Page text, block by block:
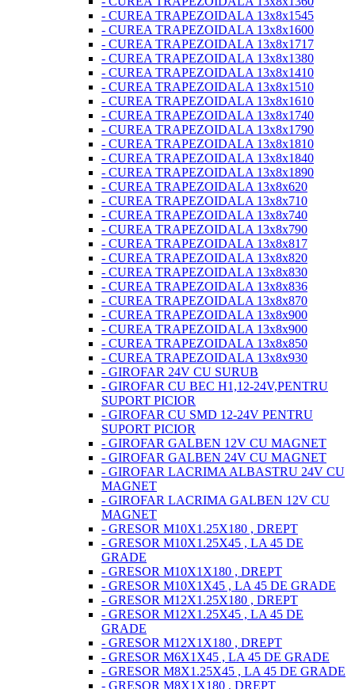
- CUREA TRAPEZOIDALA 13x8x1545
- CUREA TRAPEZOIDALA 13x8x1600
- CUREA TRAPEZOIDALA 13x8x1717
- CUREA TRAPEZOIDALA 13x8x1380
- CUREA TRAPEZOIDALA 13x8x1410
- CUREA TRAPEZOIDALA 13x8x1510
- CUREA TRAPEZOIDALA 13x8x1610
- CUREA TRAPEZOIDALA 13x8x1740
- CUREA TRAPEZOIDALA 13x8x1790
- CUREA TRAPEZOIDALA 13x8x1810
- CUREA TRAPEZOIDALA 13x8x1840
- CUREA TRAPEZOIDALA 13x8x1890
- CUREA TRAPEZOIDALA 13x8x620
- CUREA TRAPEZOIDALA 13x8x710
- CUREA TRAPEZOIDALA 13x8x740
- CUREA TRAPEZOIDALA 13x8x790
- CUREA TRAPEZOIDALA 13x8x817
- CUREA TRAPEZOIDALA 13x8x820
- CUREA TRAPEZOIDALA 13x8x830
- CUREA TRAPEZOIDALA 13x8x836
- CUREA TRAPEZOIDALA 13x8x870
- CUREA TRAPEZOIDALA 13x8x900
- CUREA TRAPEZOIDALA 13x8x900
- CUREA TRAPEZOIDALA 13x8x850
- CUREA TRAPEZOIDALA 13x8x930
- GIROFAR 24V CU SURUB
- GIROFAR CU BEC H1,12-24V,PENTRU
SUPORT PICIOR
- GIROFAR CU SMD 12-24V PENTRU
SUPORT PICIOR
- GIROFAR GALBEN 12V CU MAGNET
- GIROFAR GALBEN 24V CU MAGNET
- GIROFAR LACRIMA ALBASTRU 24V CU
MAGNET
- GIROFAR LACRIMA GALBEN 12V CU
MAGNET
- GRESOR M10X1.25X180 , DREPT
- GRESOR M10X1.25X45 , LA 45 DE
GRADE
- GRESOR M10X1X180 , DREPT
- GRESOR M10X1X45 , LA 45 DE GRADE
- GRESOR M12X1.25X180 , DREPT
- GRESOR M12X1.25X45 , LA 45 DE
GRADE
- GRESOR M12X1X180 , DREPT
- GRESOR M6X1X45 , LA 45 DE GRADE
- GRESOR M8X1.25X45 , LA 45 DE GRADE
- GRESOR M8X1X180 , DREPT